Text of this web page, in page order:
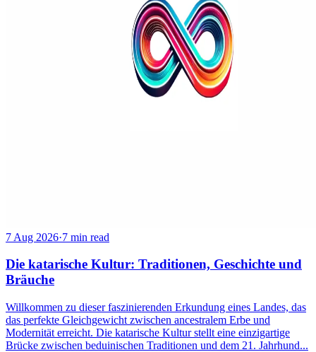
7 Aug 2026·7 min read
Die katarische Kultur: Traditionen, Geschichte und
Bräuche
Willkommen zu dieser faszinierenden Erkundung eines Landes, das
das perfekte Gleichgewicht zwischen ancestralem Erbe und
Modernität erreicht. Die katarische Kultur stellt eine einzigartige
Brücke zwischen beduinischen Traditionen und dem 21. Jahrhund...